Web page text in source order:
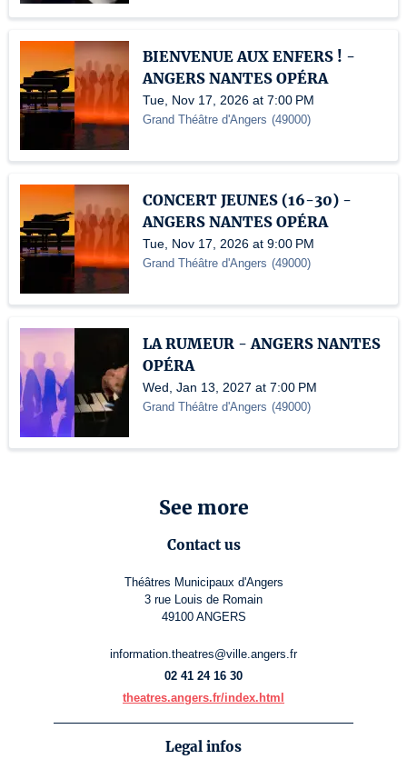
BIENVENUE AUX ENFERS ! -
ANGERS NANTES OPÉRA
Tue, Nov 17, 2026 at 7:00 PM
Grand Théâtre d'Angers (49000)
CONCERT JEUNES (16-30) -
ANGERS NANTES OPÉRA
Tue, Nov 17, 2026 at 9:00 PM
Grand Théâtre d'Angers (49000)
LA RUMEUR - ANGERS NANTES
OPÉRA
Wed, Jan 13, 2027 at 7:00 PM
Grand Théâtre d'Angers (49000)
See more
Contact us
Théâtres Municipaux d'Angers
3 rue Louis de Romain
49100 ANGERS
information.theatres@ville.angers.fr
02 41 24 16 30
theatres.angers.fr/index.html
Legal infos